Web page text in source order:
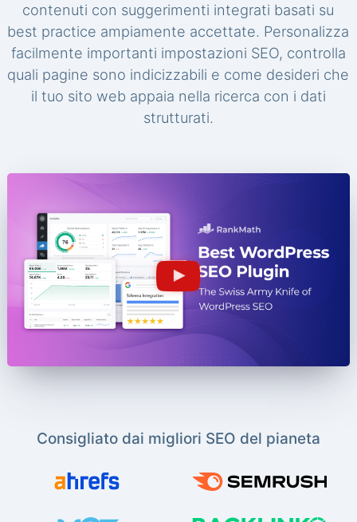
contenuti con suggerimenti integrati basati su
best practice ampiamente accettate. Personalizza
facilmente importanti impostazioni SEO, controlla
quali pagine sono indicizzabili e come desideri che
il tuo sito web appaia nella ricerca con i dati
strutturati.
Consigliato dai migliori SEO del pianeta